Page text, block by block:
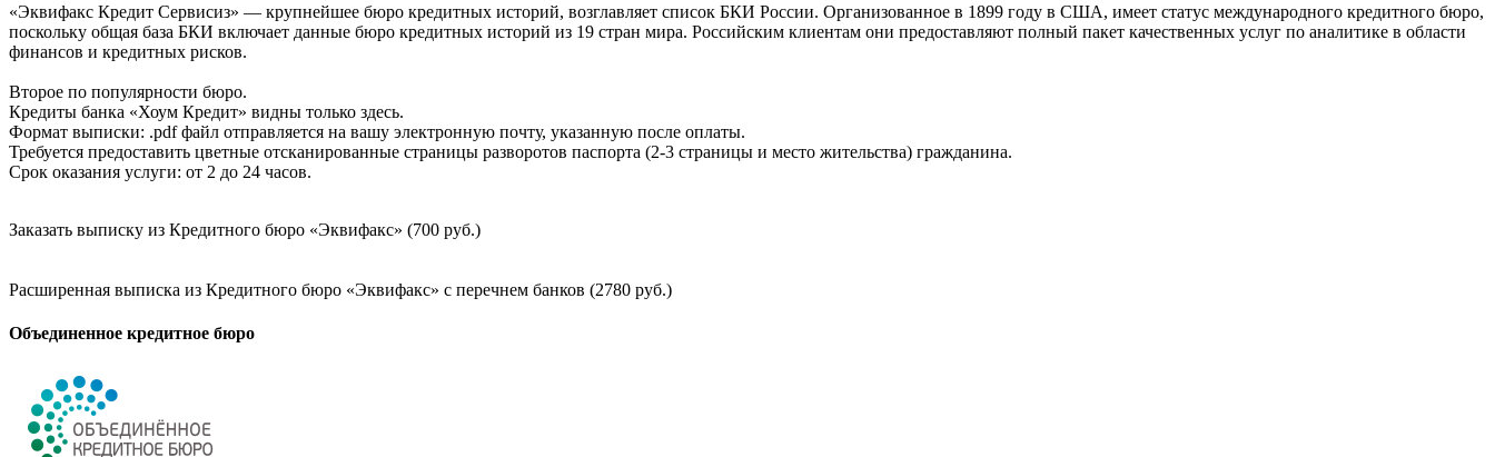
«Эквифакс Кредит Сервисиз» — крупнейшее бюро кредитных историй, возглавляет список БКИ России. Организованное в 1899 году в США, имеет статус международного кредитного бюро,
поскольку общая база БКИ включает данные бюро кредитных историй из 19 стран мира. Российским клиентам они предоставляют полный пакет качественных услуг по аналитике в области
финансов и кредитных рисков.
Второе по популярности бюро.
Кредиты банка «Хоум Кредит» видны только здесь.
Формат выписки: .pdf файл отправляется на вашу электронную почту, указанную после оплаты.
Требуется предоставить цветные отсканированные страницы разворотов паспорта (2-3 страницы и место жительства) гражданина.
Срок оказания услуги: от 2 до 24 часов.
Заказать выписку из Кредитного бюро «Эквифакс» (700 руб.)
Расширенная выписка из Кредитного бюро «Эквифакс» с перечнем банков (2780 руб.)
Объединенное кредитное бюро